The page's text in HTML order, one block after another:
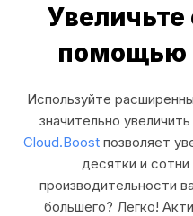
Увеличьте
помощью
Используйте
значительно
Cloud.Boost позволяет
десятки и
производительности
большего? Легко!